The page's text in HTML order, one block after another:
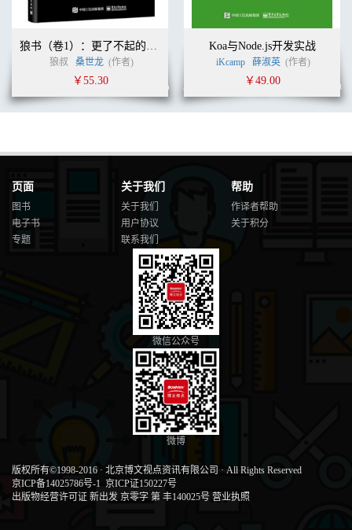
狼书（卷1）：更了不起的Node.js
狼叔 桑世龙 (作者)
￥55.30
Koa与Node.js开发实战
iKcamp 薛淑英 (作者)
￥49.00
页面
图书
电子书
专题
关于我们
关于我们
用户协议
联系我们
帮助
作译者帮助
关于积分
微信公众号
微博
版权所有©1998-2016 · 北京博文视点资讯有限公司 · All Rights Reserved
京ICP备14025786号-1 京ICP证150227号
出版物经营许可证 新出发 京零字 第 丰140025号 营业执照